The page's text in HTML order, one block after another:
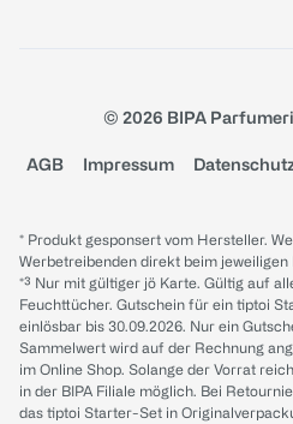
© 2026 BIPA
AGB Impressum
* Produkt gesponsert vom Hersteller.
Werbetreibenden direkt beim jeweiligen
*³ Nur mit gültiger jö Karte. Gültig auf
Feuchttücher. Gutschein für ein tiptoi
einlösbar bis 30.09.2026. Nur ein
Sammelwert wird auf der Rechnung
im Online Shop. Solange der Vorrat
in der BIPA Filiale möglich. Bei
das tiptoi Starter-Set in